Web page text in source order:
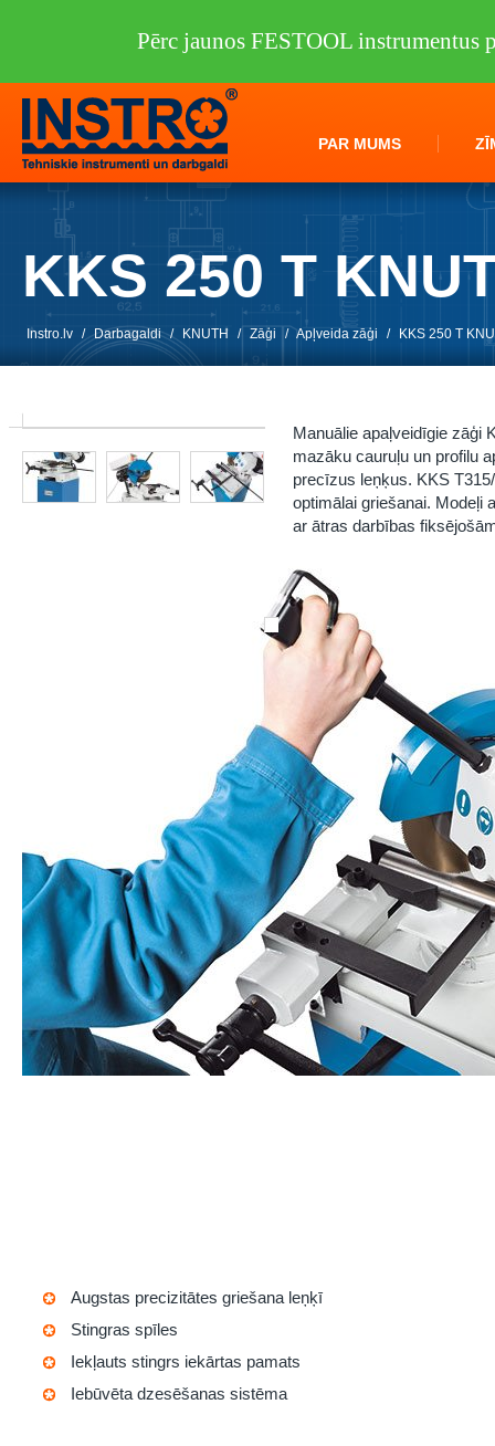
PAR MUMS
KKS 250 T
Instro.lv / Darbagaldi / KNUTH / Zāģi / Apļveida zāģi / KKS 250 T
Manuālie apaļveidīgie zāģi
mazāku cauruļu un profilu
precīzus leņķus. KKS
optimālai griešanai. Modeļi
ar ātras darbības
Augstas precizitātes griešana leņķī
Stingras spīles
Iekļauts stingrs iekārtas pamats
Iebūvēta dzesēšanas sistēma
Pērc jaunos FESTOOL instrumentus